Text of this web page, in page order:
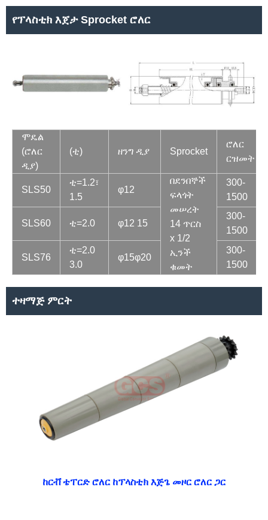
የፕላስቲክ እጀታ Sprocket ሮለር
ሞዴል
(ሮለር
ዲያ)
(ቲ) ዘንግ ዲያ Sprocket
ሮለር
ርዝመት
SLS50
ቲ=1.2፣
1.5
φ12
በደንበኞች
ፍላጎት
መሠረት
14 ጥርስ
x 1/2
ኢንች
ቁመት
300-
1500
SLS60 ቲ=2.0 φ12 15
300-
1500
SLS76
ቲ=2.0
3.0
φ15φ20
300-
1500
ተዛማጅ ምርት
ከርቭ ቴፐርድ ሮለር ከፕላስቲክ እጅጌ መዞር ሮለር ጋር